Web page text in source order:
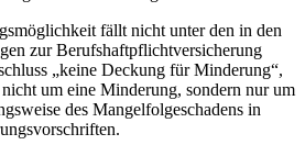
fällt nicht unter den in den
zur Berufshaftpflichtversicherung
„keine Deckung für Minderung“,
um eine Minderung, sondern nur um
des Mangelfolgeschadens in